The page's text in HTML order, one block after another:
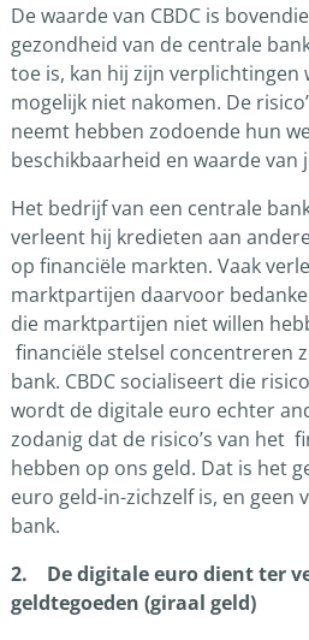
De waarde van CBDC is
gezondheid van de centrale
toe is, kan hij zijn verplichtingen
mogelijk niet nakomen. De
neemt hebben zodoende hun
beschikbaarheid en waarde van
Het bedrijf van een centrale
verleent hij kredieten aan
op financiële markten. Vaak
marktpartijen daarvoor
die marktpartijen niet willen
financiële stelsel concentreren
bank. CBDC socialiseert die
wordt de digitale euro echter
zodanig dat de risico’s van het
hebben op ons geld. Dat is het
euro geld-in-zichzelf is, en geen
bank.
2. De digitale euro dient ter
geldtegoeden (giraal geld)